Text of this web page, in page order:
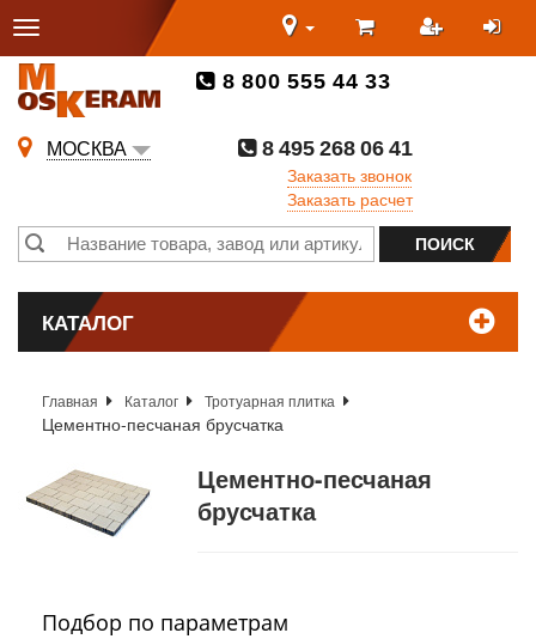
8 800 555 44 33
МОСКВА
8 495 268 06 41
Заказать звонок
Заказать расчет
КАТАЛОГ
Главная Каталог Тротуарная плитка
Цементно-песчаная брусчатка
Цементно-песчаная
брусчатка
Подбор по параметрам